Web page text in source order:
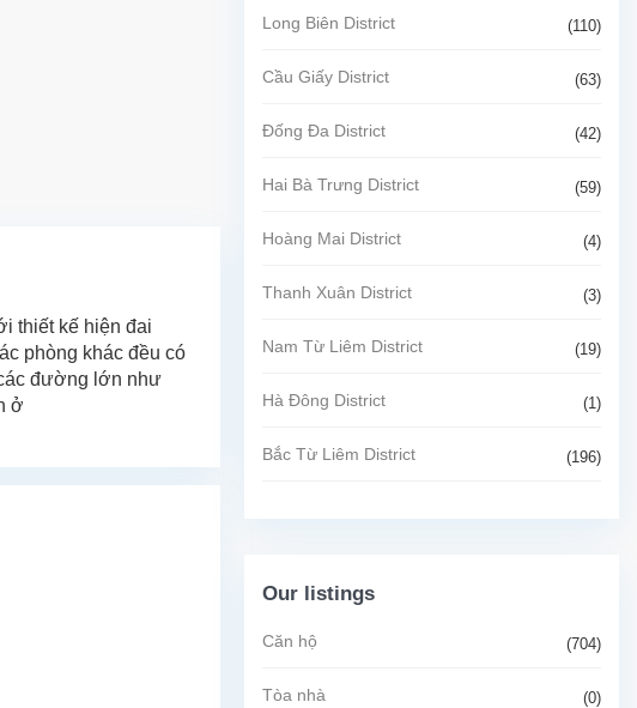
thiết kế hiện đai
phòng khác đều có
đường lớn như
ở
Long Biên District (110)
Cầu Giấy District (63)
Đống Đa District (42)
Hai Bà Trưng District (59)
Hoàng Mai District (4)
Thanh Xuân District (3)
Nam Từ Liêm District (19)
Hà Đông District (1)
Bắc Từ Liêm District (196)
Our listings
Căn hộ (704)
Tòa nhà (0)